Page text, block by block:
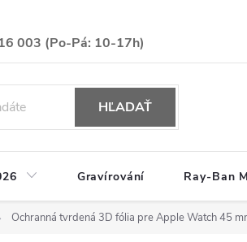
003
HĽADAŤ
Gravírování Ray-Ban
Ochranná tvrdená 3D fólia pre Apple Watch 45